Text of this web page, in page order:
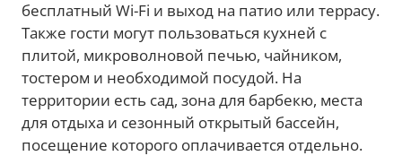
бесплатный Wi-Fi и выход на патио или террасу.
Также гости могут пользоваться кухней с
плитой, микроволновой печью, чайником,
тостером и необходимой посудой. На
территории есть сад, зона для барбекю, места
для отдыха и сезонный открытый бассейн,
посещение которого оплачивается отдельно.